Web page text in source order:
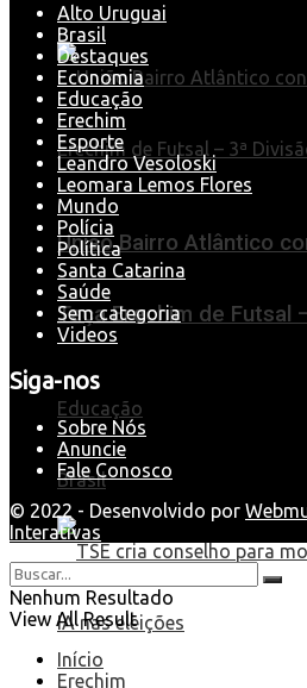
União Bairro Atlântico
Taça Erechim de Futsal
Educação
Brasil
Alto Uruguai
Brasil
Destaques
Economia
Educação
Erechim
Esporte
Leandro Vesoloski
Leomara Lemos Flores
Mundo
Polícia
Política
Santa Catarina
Saúde
Sem categoria
Videos
Siga-nos
Sobre Nós
Anuncie
Fale Conosco
© 2022 - Desenvolvido por
Interativas
Nenhum Resultado
View All Result
Início
Erechim